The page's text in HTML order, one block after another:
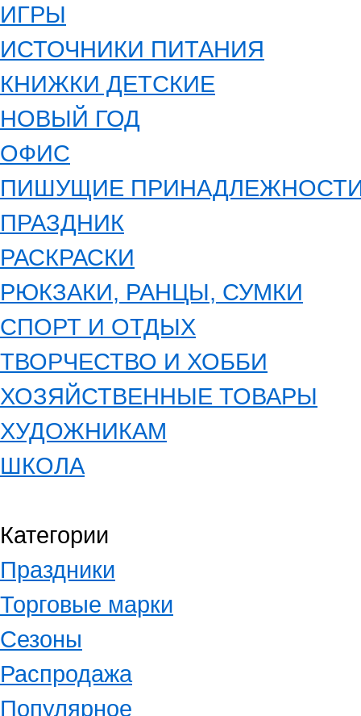
ИГРЫ
ИСТОЧНИКИ ПИТАНИЯ
КНИЖКИ ДЕТСКИЕ
НОВЫЙ ГОД
ОФИС
ПИШУЩИЕ
ПРАЗДНИК
РАСКРАСКИ
РЮКЗАКИ, РАНЦЫ, СУМКИ
СПОРТ И ОТДЫХ
ТВОРЧЕСТВО И ХОББИ
ХОЗЯЙСТВЕННЫЕ ТОВАРЫ
ХУДОЖНИКАМ
ШКОЛА
Категории
Праздники
Торговые марки
Сезоны
Распродажа
Популярное